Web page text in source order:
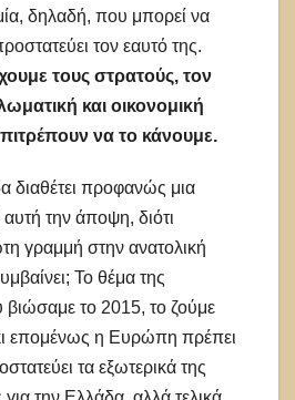
δηλαδή, που μπορεί να
τον εαυτό της.
τους στρατούς, τον
και οικονομική
να το κάνουμε.
διαθέτει προφανώς μια
την άποψη, διότι
γραμμή στην ανατολική
Το θέμα της
βιώσαμε το 2015, το ζούμε
επομένως η Ευρώπη πρέπει
τα εξωτερικά της